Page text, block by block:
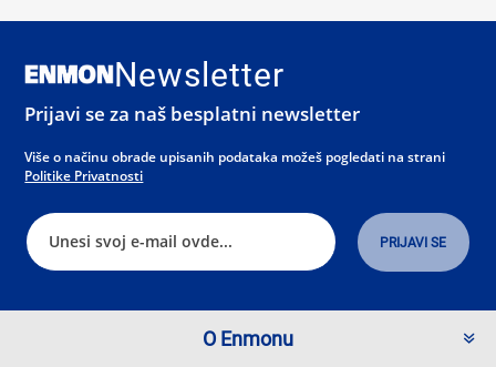
Newsletter
Prijavi se za naš besplatni newsletter
Više o načinu obrade upisanih podataka možeš pogledati na strani
Politike Privatnosti
O Enmonu